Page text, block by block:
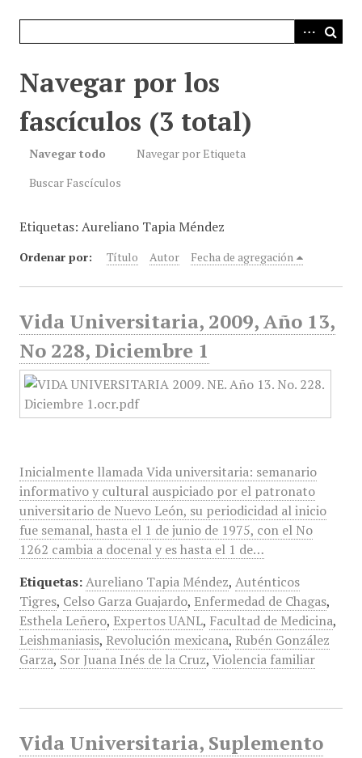
Navegar por los
fascículos (3 total)
Navegar todo
Navegar por Etiqueta
Buscar Fascículos
Etiquetas: Aureliano Tapia Méndez
Ordenar por: Título Autor Fecha de agregación
Vida Universitaria, 2009, Año 13,
No 228, Diciembre 1
Inicialmente llamada Vida universitaria: semanario
informativo y cultural auspiciado por el patronato
universitario de Nuevo León, su periodicidad al inicio
fue semanal, hasta el 1 de junio de 1975, con el No
1262 cambia a docenal y es hasta el 1 de…
Etiquetas: Aureliano Tapia Méndez, Auténticos
Tigres, Celso Garza Guajardo, Enfermedad de Chagas,
Esthela Leñero, Expertos UANL, Facultad de Medicina,
Leishmaniasis, Revolución mexicana, Rubén González
Garza, Sor Juana Inés de la Cruz, Violencia familiar
Vida Universitaria, Suplemento